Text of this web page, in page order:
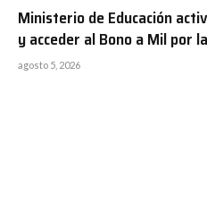
Ministerio de Educación
y acceder al Bono a Mil por
agosto 5, 2026